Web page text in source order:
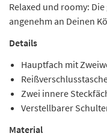
Relaxed und roomy:
angenehm an Deinen
Details
Hauptfach mit
Zwei innere
Verstellbarer
Material